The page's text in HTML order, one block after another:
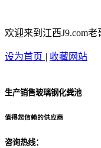
欢迎来到江西J9.com
设为首页 | 收藏网站
生产销售玻璃钢化粪池
值得您信赖的供应商
咨询热线：